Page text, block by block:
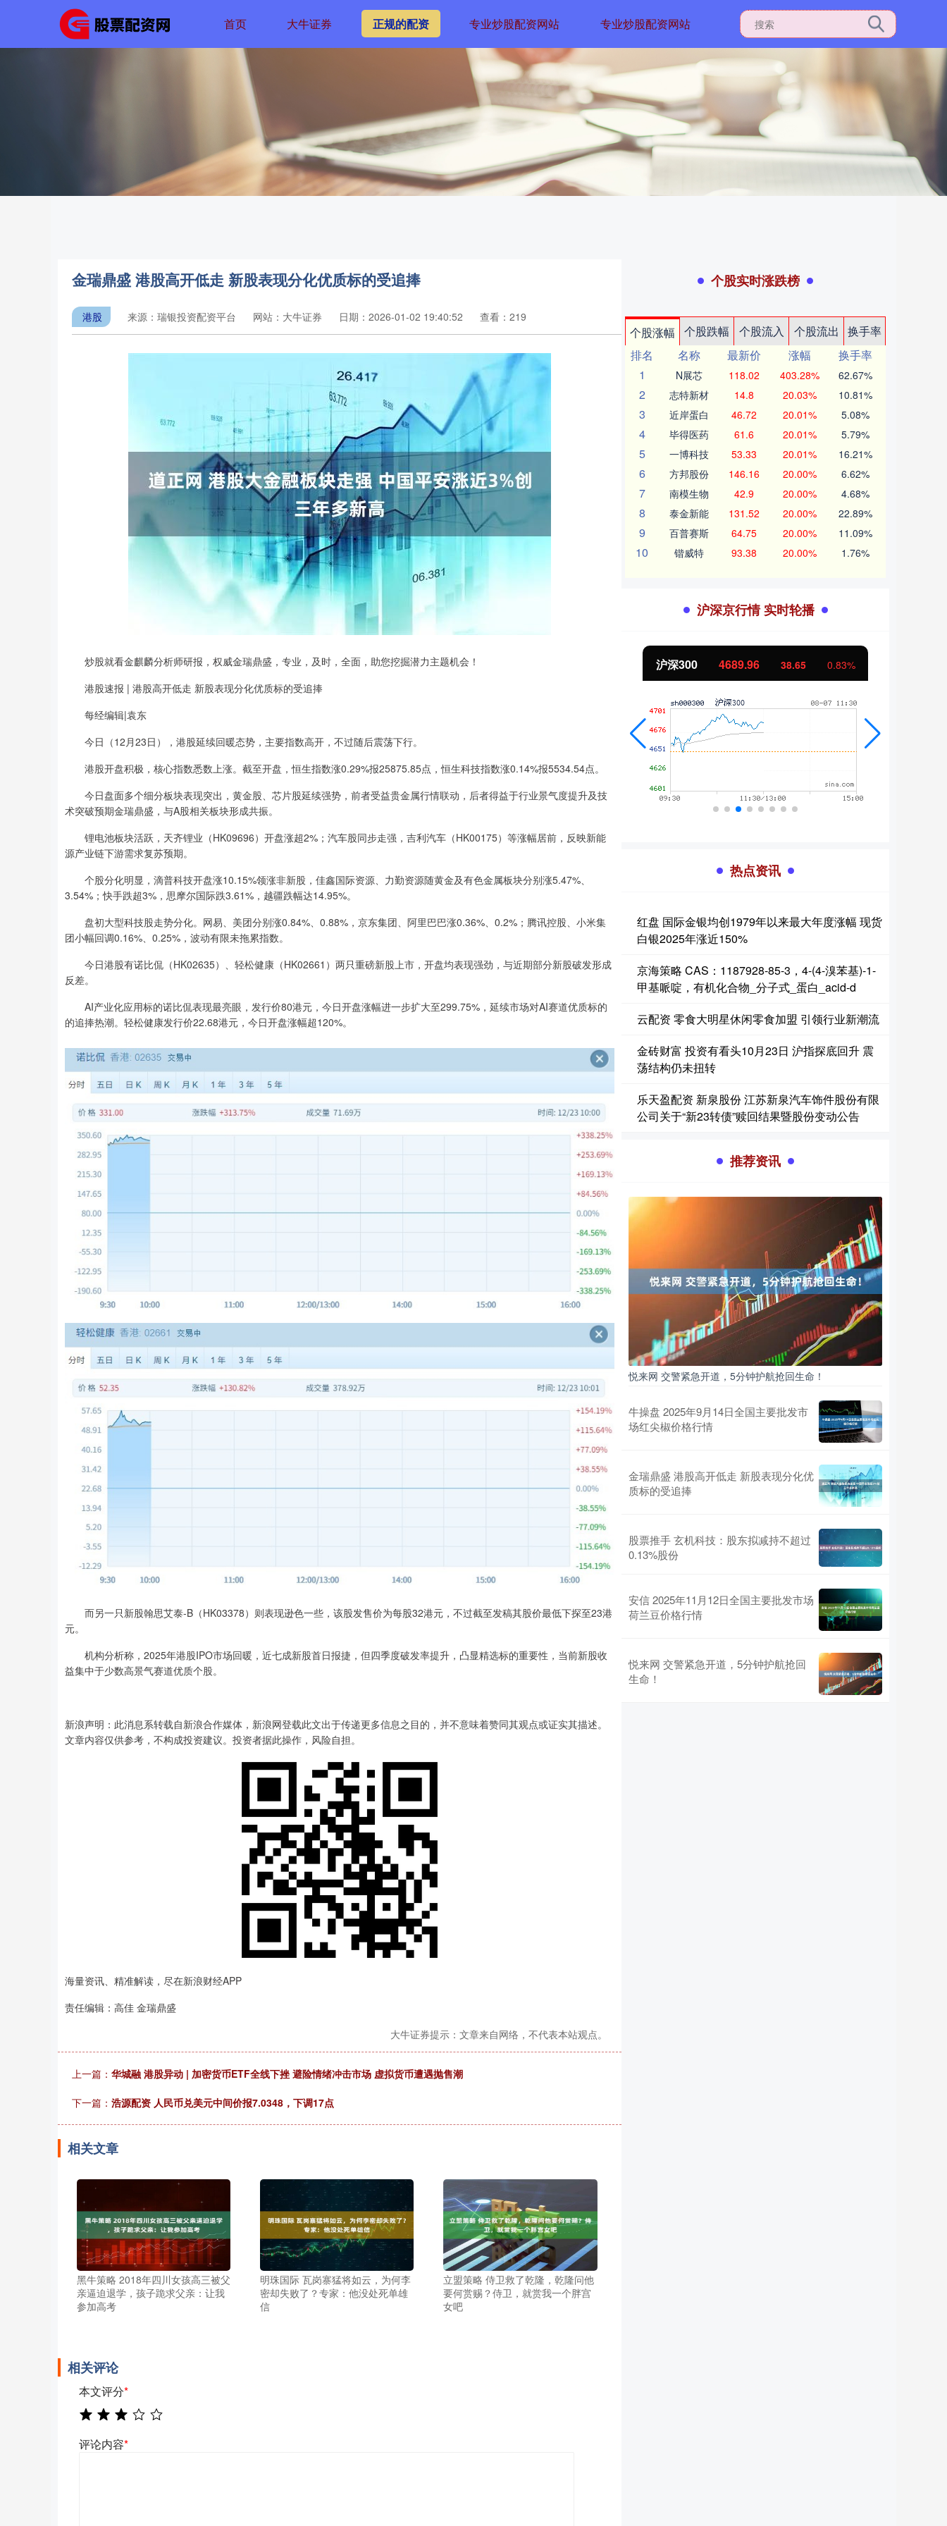
首页 大牛证券 正规的配资 专业炒股配资网站 专业炒股配资网站
金瑞鼎盛 港股高开低走 新股表现分化优质标的受追捧
港股 来源：瑞银投资配资平台 网站：大牛证券 日期：2026-01-02 19:40:52 查看：219
炒股就看金麒麟分析师研报，权威金瑞鼎盛，专业，及时，全面，助您挖掘潜力主题机会！
港股速报 | 港股高开低走 新股表现分化优质标的受追捧
每经编辑|袁东
今日（12月23日），港股延续回暖态势，主要指数高开，不过随后震荡下行。
港股开盘积极，核心指数悉数上涨。截至开盘，恒生指数涨0.29%报25875.85点，恒生科技指数涨0.14%报5534.54点。
今日盘面多个细分板块表现突出，黄金股、芯片股延续强势，前者受益贵金属行情联动，后者得益于行业景气度提升及技
术突破预期金瑞鼎盛，与A股相关板块形成共振。
锂电池板块活跃，天齐锂业（HK09696）开盘涨超2%；汽车股同步走强，吉利汽车（HK00175）等涨幅居前，反映新能
源产业链下游需求复苏预期。
个股分化明显，滴普科技开盘涨10.15%领涨非新股，佳鑫国际资源、力勤资源随黄金及有色金属板块分别涨5.47%、
3.54%；快手跌超3%，思摩尔国际跌3.61%，越疆跌幅达14.95%。
盘初大型科技股走势分化。网易、美团分别涨0.84%、0.88%，京东集团、阿里巴巴涨0.36%、0.2%；腾讯控股、小米集
团小幅回调0.16%、0.25%，波动有限未拖累指数。
今日港股有诺比侃（HK02635）、轻松健康（HK02661）两只重磅新股上市，开盘均表现强劲，与近期部分新股破发形成
反差。
AI产业化应用标的诺比侃表现最亮眼，发行价80港元，今日开盘涨幅进一步扩大至299.75%，延续市场对AI赛道优质标的
的追捧热潮。轻松健康发行价22.68港元，今日开盘涨幅超120%。
而另一只新股翰思艾泰-B（HK03378）则表现逊色一些，该股发售价为每股32港元，不过截至发稿其股价最低下探至23港
元。
机构分析称，2025年港股IPO市场回暖，近七成新股首日报捷，但四季度破发率提升，凸显精选标的重要性，当前新股收
益集中于少数高景气赛道优质个股。
新浪声明：此消息系转载自新浪合作媒体，新浪网登载此文出于传递更多信息之目的，并不意味着赞同其观点或证实其描述。
文章内容仅供参考，不构成投资建议。投资者据此操作，风险自担。
海量资讯、精准解读，尽在新浪财经APP
责任编辑：高佳 金瑞鼎盛
大牛证券提示：文章来自网络，不代表本站观点。
上一篇： 华城融 港股异动 | 加密货币ETF全线下挫 避险情绪冲击市场 虚拟货币遭遇抛售潮
下一篇： 浩源配资 人民币兑美元中间价报7.0348，下调17点
相关文章
黑牛策略 2018年四川女孩高三被父
亲逼迫退学，孩子跪求父亲：让我
参加高考
明珠国际 瓦岗寨猛将如云，为何李
密却失败了？专家：他没处死单雄
信
立盟策略 侍卫救了乾隆，乾隆问他
要何赏赐？侍卫，就赏我一个胖宫
女吧
相关评论
本文评分*
评论内容*
个股实时涨跌榜
个股涨幅 个股跌幅 个股流入 个股流出
换手率
排名
名称 最新价 涨幅
换手率
1
N展芯 118.02 403.28% 62.67%
2 志特新材 14.8 20.03% 10.81%
3 近岸蛋白 46.72 20.01% 5.08%
4 毕得医药 61.6 20.01% 5.79%
5 一博科技 53.33 20.01% 16.21%
6 方邦股份 146.16 20.00% 6.62%
7 南模生物 42.9 20.00% 4.68%
8 泰金新能 131.52 20.00% 22.89%
9 百普赛斯 64.75 20.00% 11.09%
10 锴威特 93.38 20.00% 1.76%
沪深京行情 实时轮播
上证指数 3919.51 19.16 0.49% 深证成指 14295.08 沪深300 4689.96 38.65 0.83%
热点资讯
红盘 国际金银均创1979年以来最大年度涨幅 现货
白银2025年涨近150%
京海策略 CAS：1187928-85-3，4-(4-溴苯基)-1-
甲基哌啶，有机化合物_分子式_蛋白_acid-d
云配资 零食大明星休闲零食加盟 引领行业新潮流
金砖财富 投资有看头10月23日 沪指探底回升 震
荡结构仍未扭转
乐天盈配资 新泉股份 江苏新泉汽车饰件股份有限
公司关于“新23转债”赎回结果暨股份变动公告
推荐资讯
悦来网 交警紧急开道，5分钟护航抢回生命！
牛操盘 2025年9月14日全国主要批发市
场红尖椒价格行情
金瑞鼎盛 港股高开低走 新股表现分化优
质标的受追捧
股票推手 玄机科技：股东拟减持不超过
0.13%股份
安信 2025年11月12日全国主要批发市场
荷兰豆价格行情
悦来网 交警紧急开道，5分钟护航抢回
生命！